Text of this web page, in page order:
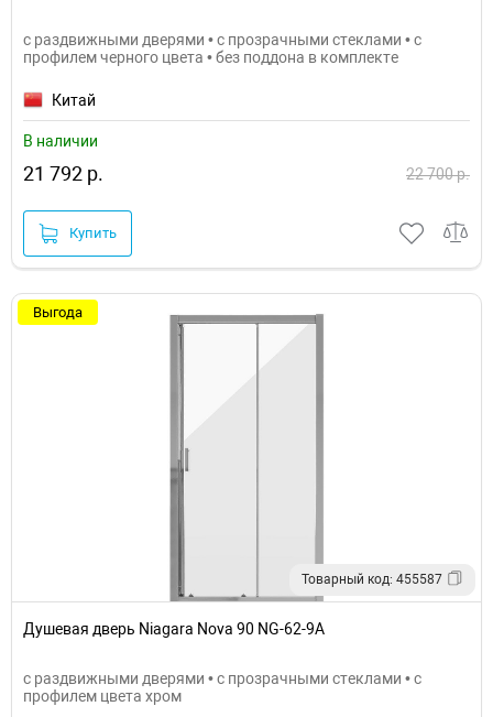
с раздвижными дверями • с прозрачными стеклами • с
профилем черного цвета • без поддона в комплекте
Китай
В наличии
21 792 р. 22 700 р.
Купить
Выгода
Товарный код: 455587
Душевая дверь Niagara Nova 90 NG-62-9A
с раздвижными дверями • с прозрачными стеклами • с
профилем цвета хром